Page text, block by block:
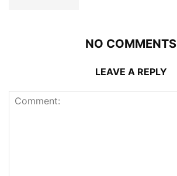
NO COMMENTS
LEAVE A REPLY